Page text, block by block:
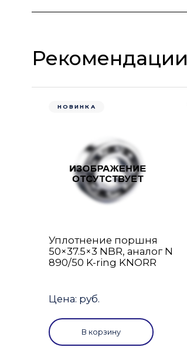
Рекомендации
НОВИНКА
Уплотнение поршня
50×37.5×3 NBR, аналог N
890/50 K-ring KNORR
Цена: руб.
В корзину